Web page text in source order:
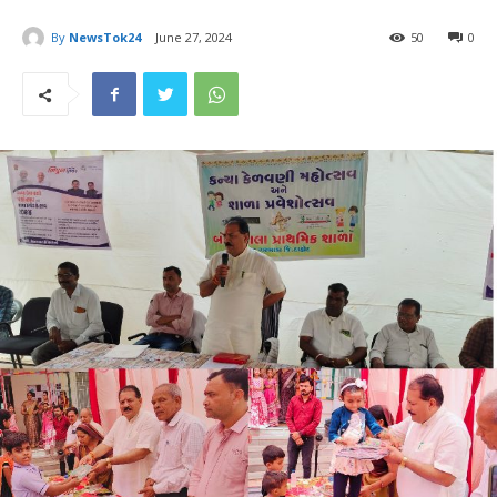
By NewsTok24 June 27, 2024 0
50